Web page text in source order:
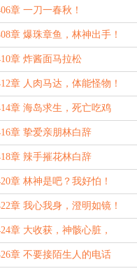
章 一刀一春秋！
章 爆珠章鱼，林神出手！
章 炸酱面马拉松
章 人肉马达，体能怪物！
章 海岛求生，死亡吃鸡
章 挚爱亲朋林白辞
章 辣手摧花林白辞
章 林神是吧？我好怕！
章 我心我身，澄明如镜！
章 大收获，神骸心脏，
章 不要接陌生人的电话